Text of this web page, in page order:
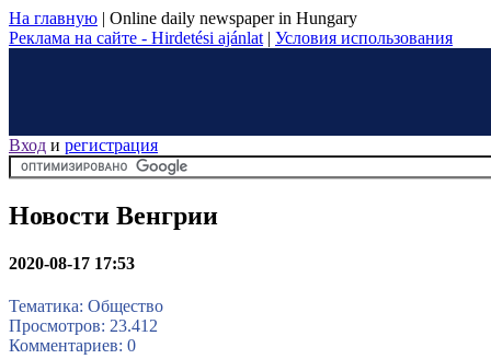
На главную | Online daily newspaper in Hungary
Реклама на сайте - Hirdetési ajánlat | Условия использования
Вход и регистрация
Новости Венгрии
2020-08-17 17:53
Тематика: Общество
Просмотров: 23.412
Комментариев: 0